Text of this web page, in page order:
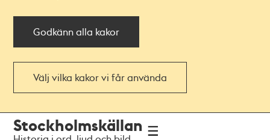
Godkänn alla kakor
Välj vilka kakor vi får använda
navigationen
huvudinnehållet
Stockholmskällan